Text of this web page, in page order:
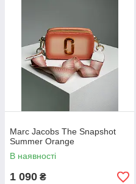
Marc Jacobs The Snapshot
Summer Orange
В наявності
1 090 ₴